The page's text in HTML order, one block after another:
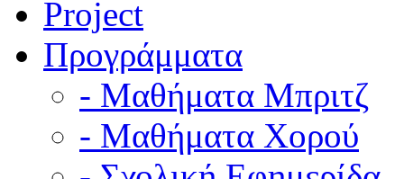
Project
Προγράμματα
- Μαθήματα Μπριτζ
- Μαθήματα Χορού